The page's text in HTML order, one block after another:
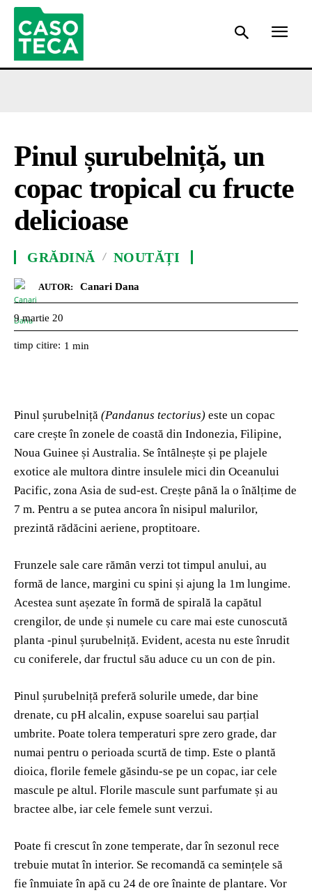
Pinul șurubelniță, un
copac tropical cu fructe
delicioase
GRĂDINĂ NOUTĂȚI
AUTOR: Canari Dana
9 martie 20
timp citire: 1 min
Pinul șurubelniță (Pandanus tectorius) este un copac
care crește în zonele de coastă din Indonezia, Filipine,
Noua Guinee și Australia. Se întȃlnește și pe plajele
exotice ale multora dintre insulele mici din Oceanului
Pacific, zona Asia de sud-est. Crește pȃnă la o înălțime de
7 m. Pentru a se putea ancora în nisipul malurilor,
prezintă rădăcini aeriene, proptitoare.
Frunzele sale care rămȃn verzi tot timpul anului, au
formă de lance, margini cu spini și ajung la 1m lungime.
Acestea sunt așezate în formă de spirală la capătul
crengilor, de unde și numele cu care mai este cunoscută
planta -pinul șurubelniță. Evident, acesta nu este înrudit
cu coniferele, dar fructul său aduce cu un con de pin.
Pinul șurubelniță preferă solurile umede, dar bine
drenate, cu pH alcalin, expuse soarelui sau parțial
umbrite. Poate tolera temperaturi spre zero grade, dar
numai pentru o perioada scurtă de timp. Este o plantă
dioica, florile femele găsindu-se pe un copac, iar cele
mascule pe altul. Florile mascule sunt parfumate și au
bractee albe, iar cele femele sunt verzui.
Poate fi crescut în zone temperate, dar în sezonul rece
trebuie mutat în interior. Se recomandă ca semințele să
fie înmuiate în apă cu 24 de ore înainte de plantare. Vor